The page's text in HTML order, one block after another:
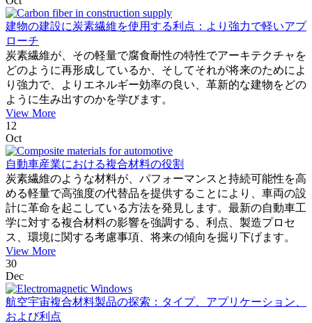
建物の建設に炭素繊維を使用する利点：より強力で軽いアプ
ローチ
炭素繊維が、その軽量で腐食耐性の特性でアーキテクチャを
どのように再形成しているか、そしてそれが将来のためによ
り強力で、よりエネルギー効率の良い、革新的な建物をどの
ように生み出すのかを学びます。
View More
12
Oct
自動車産業における複合材料の役割
炭素繊維のような材料が、パフォーマンスと持続可能性を高
める軽量で高強度の代替品を提供することにより、車両の設
計に革命を起こしている方法を発見します。最新の自動車工
学に対する複合材料の影響を強調する、利点、製造プロセ
ス、環境に関する考慮事項、将来の傾向を掘り下げます。
View More
30
Dec
航空宇宙複合材料製品の探索：タイプ、アプリケーション、
および利点